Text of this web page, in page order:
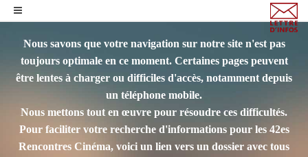
Nous savons que votre navigation sur notre site n'est pas
toujours optimale en ce moment. Certaines pages peuvent
être lentes à charger ou difficiles d'accès, notamment depuis
un téléphone mobile.
Nous mettons tout en œuvre pour résoudre ces difficultés.
Pour faciliter votre recherche d'informations pour les 42es
Rencontres Cinéma, voici un lien vers un dossier avec tous